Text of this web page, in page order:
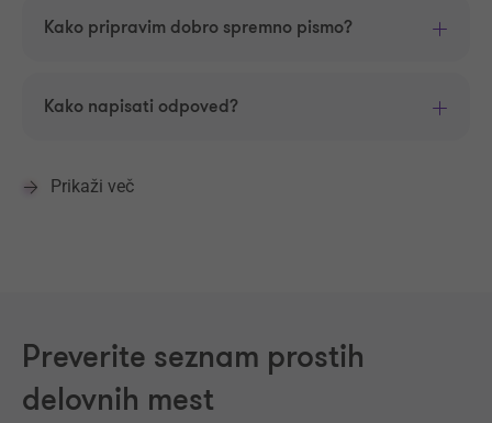
Kako pripravim dobro spremno pismo?
Kako napisati odpoved?
Prikaži več
Preverite seznam prostih
delovnih mest